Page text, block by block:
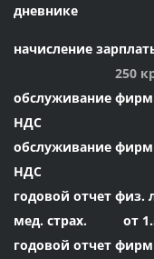
начисление
250
обслуживание
НДС от
обслуживание
НДС от
годовой отчет физ.
мед. страх. от
годовой отчет